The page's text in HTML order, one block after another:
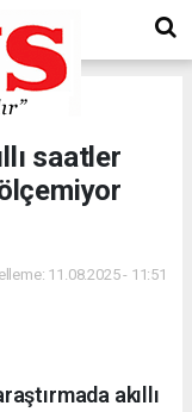
saatler
11.08.2025 - 11:51
akıllı